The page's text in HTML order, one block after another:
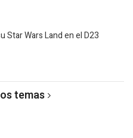
Star Wars Land en el D23
temas